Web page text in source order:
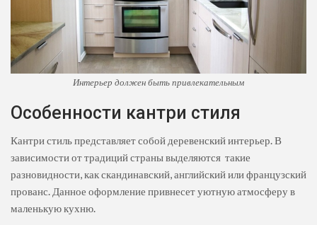
Интерьер должен быть привлекательным
Особенности кантри стиля
Кантри стиль представляет собой деревенский интерьер. В
зависимости от традиций страны выделяются такие
разновидности, как скандинавский, английский или французский
прованс. Данное оформление привнесет уютную атмосферу в
маленькую кухню.